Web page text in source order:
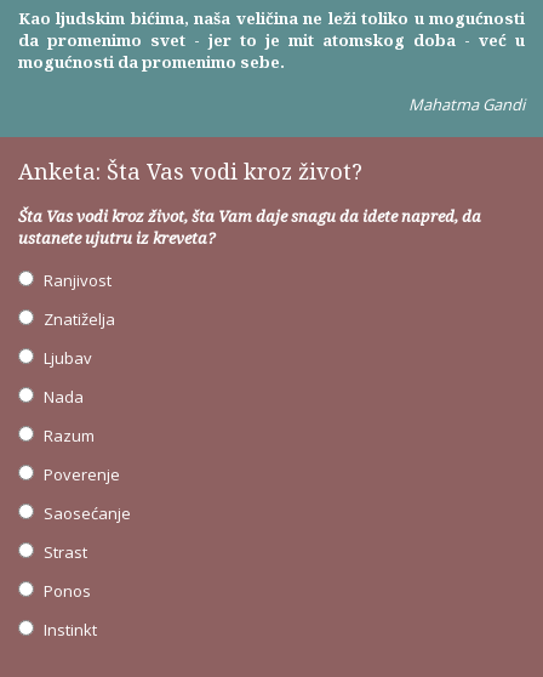
Kao ljudskim bićima, naša veličina ne leži toliko u mogućnosti
da promenimo svet - jer to je mit atomskog doba - već u
mogućnosti da promenimo sebe.
Mahatma Gandi
Anketa: Šta Vas vodi kroz život?
Šta Vas vodi kroz život, šta Vam daje snagu da idete napred, da
ustanete ujutru iz kreveta?
Ranjivost
Znatiželja
Ljubav
Nada
Razum
Poverenje
Saosećanje
Strast
Ponos
Instinkt